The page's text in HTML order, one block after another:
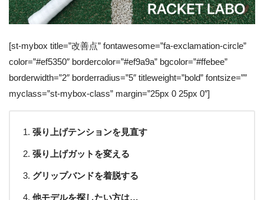
[st-mybox title=”改善点” fontawesome=”fa-exclamation-circle”
color=”#ef5350″ bordercolor=”#ef9a9a” bgcolor=”#ffebee”
borderwidth=”2″ borderradius=”5″ titleweight=”bold” fontsize=””
myclass=”st-mybox-class” margin=”25px 0 25px 0″]
張り上げテンションを見直す
張り上げガットを変える
グリップバンドを着脱する
他モデルを探したい方は…